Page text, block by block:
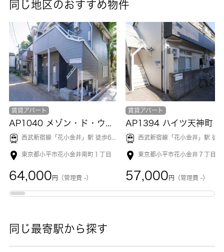
同じ地区のおすすめ物件
賃貸アパート
西武新宿線「 花小金井」駅 徒歩6分
東京都小平市花小金井南町１丁目
64,000 円 （管理費 -）
賃貸アパート
AP1394 ハイツ天神町
西武新宿線「花小金井 」駅 徒歩
東京都小平市花小金井７丁目
57,000 円 （管理費 -）
同じ最寄駅から探す